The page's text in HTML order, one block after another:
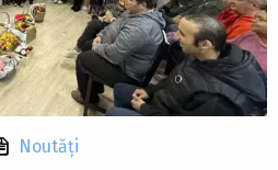
Noutăți